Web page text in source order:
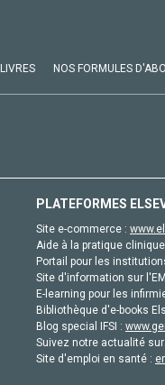
LIVRES NOS FORMULES
PLATEFORMES
Site e-commerce :
Aide à la pratique
Portail pour les
Site d'information sur
E-learning pour les
Bibliothèque d'e-books
Blog special IFSI :
Suivez notre actualité
Site d'emploi en santé :